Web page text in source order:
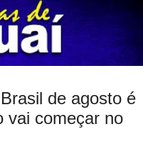
de agosto é
vai começar no